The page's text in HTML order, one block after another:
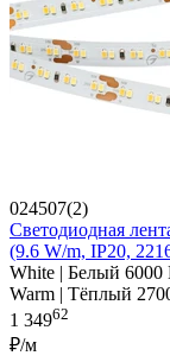
024507(2)
Светодиодная
(9.6 W/m, IP20,
White | Белый 6000
Warm | Тёплый
1 34962
₽/м